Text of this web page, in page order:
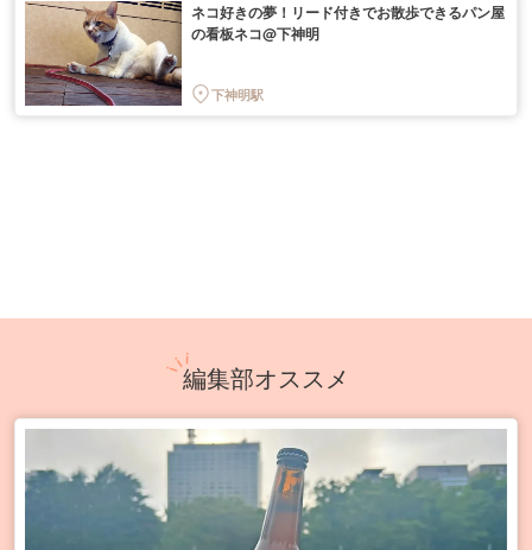
ネコ好きの夢！リード付きでお散歩できるパン屋
の看板ネコ@下神明
下神明駅
編集部オススメ